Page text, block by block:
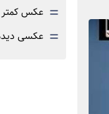
= عکس کمتر
= عکسی